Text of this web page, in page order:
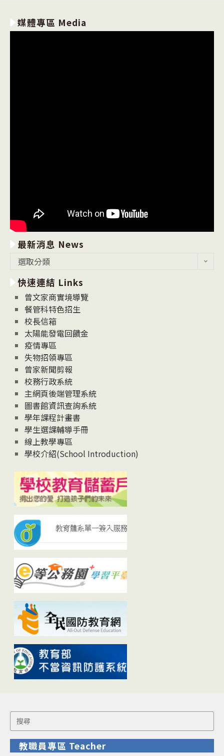
媒體專區 Media
最新消息 News
消
息
News
選取分類
快速連結 Links
曾文家商實境導覽
餐管科特色招生
校長信箱
太陽能發電回饋金
疫情專區
失物招領專區
曾家新聞剪報
校務行政系統
主網頁後端管理系統
圖書館資訊查詢系統
學年課程計畫書
學生選課輔導手冊
線上教學專區
學校介紹(School Introduction)
Search
for:
教職員專區 Teacher